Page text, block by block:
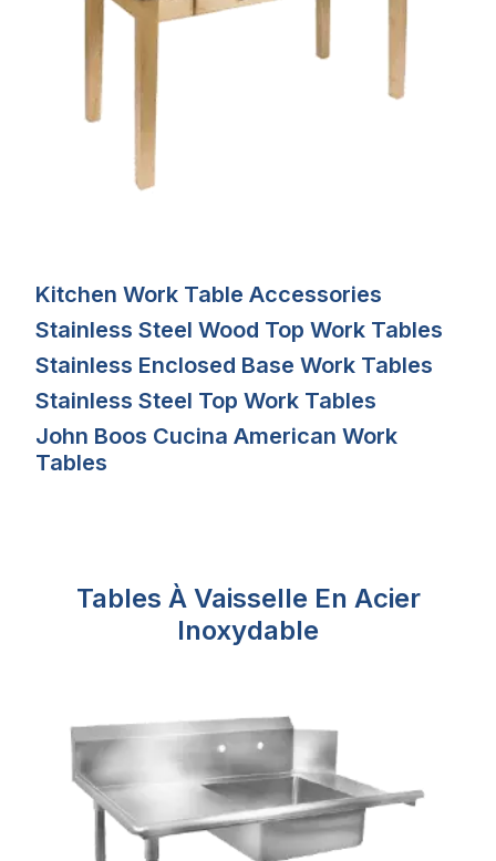
Kitchen Work Table Accessories
Stainless Steel Wood Top Work Tables
Stainless Enclosed Base Work Tables
Stainless Steel Top Work Tables
John Boos Cucina American Work
Tables
Tables À Vaisselle En Acier
Inoxydable